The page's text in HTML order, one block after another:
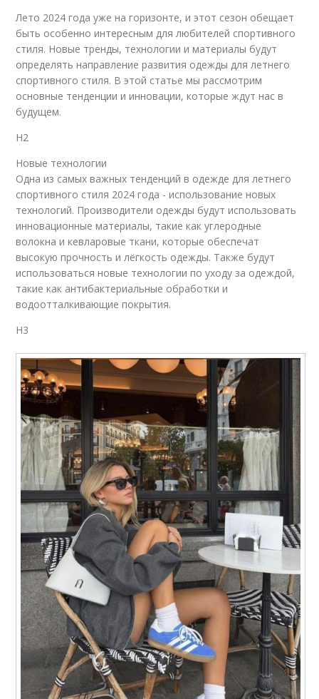
Лето 2024 года уже на горизонте, и этот сезон обещает
быть особенно интересным для любителей спортивного
стиля. Новые тренды, технологии и материалы будут
определять направление развития одежды для летнего
спортивного стиля. В этой статье мы рассмотрим
основные тенденции и инновации, которые ждут нас в
будущем.
H2
Новые технологии
Одна из самых важных тенденций в одежде для летнего
спортивного стиля 2024 года - использование новых
технологий. Производители одежды будут использовать
инновационные материалы, такие как углеродные
волокна и кевларовые ткани, которые обеспечат
высокую прочность и лёгкость одежды. Также будут
использоваться новые технологии по уходу за одеждой,
такие как антибактериальные обработки и
водоотталкивающие покрытия.
H3